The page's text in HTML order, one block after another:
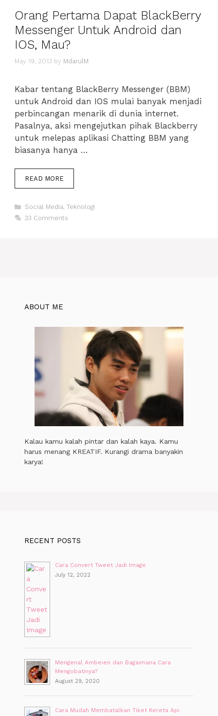
Orang Pertama Dapat BlackBerry
Messenger Untuk Android dan
IOS, Mau?
May 19, 2013 by MdarulM
Kabar tentang BlackBerry Messenger (BBM)
untuk Android dan IOS mulai banyak menjadi
perbincangan menarik di dunia internet.
Pasalnya, aksi mengejutkan pihak Blackberry
untuk melepas aplikasi Chatting BBM yang
biasanya hanya …
READ MORE
PERTAMA
BLACKBERRY
MESSENGER
Categories
Social Media, Teknologi
33 Comments
ABOUT ME
Kalau kamu kalah pintar dan kalah kaya. Kamu
harus menang KREATIF. Kurangi drama banyakin
karya!
RECENT POSTS
Cara Convert Tweet Jadi Image
July 12, 2022
Mengenal Ambeien dan Bagaimana Cara
Mengobatinya?
August 29, 2020
Cara Mudah Membatalkan Tiket Kereta Api